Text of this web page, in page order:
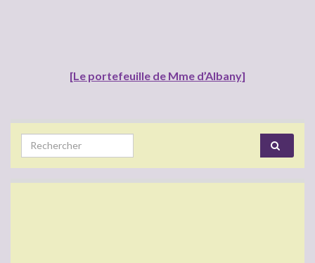
[Le portefeuille de Mme d’Albany]
Search for: